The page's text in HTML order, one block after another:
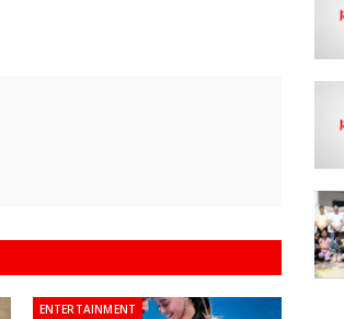
ENTERTAINMENT